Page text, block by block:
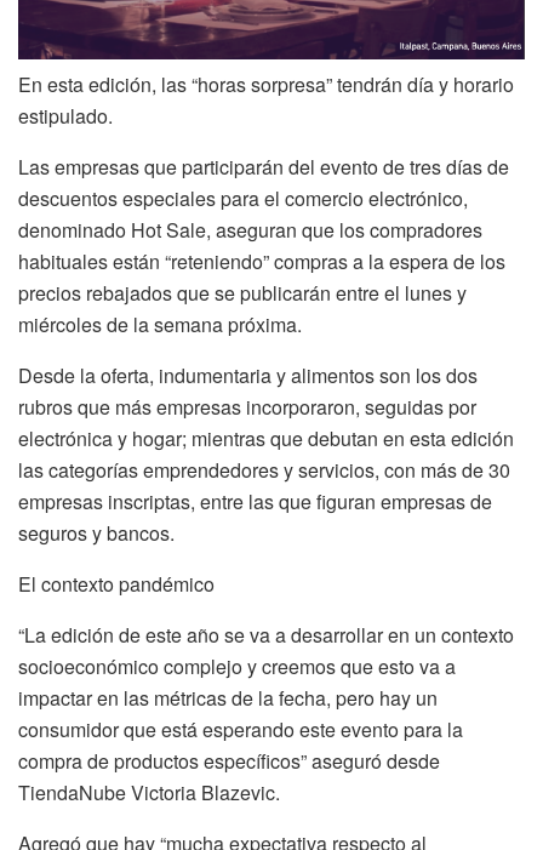
En esta edición, las “horas sorpresa” tendrán día y horario
estipulado.
Las empresas que participarán del evento de tres días de
descuentos especiales para el comercio electrónico,
denominado Hot Sale, aseguran que los compradores
habituales están “reteniendo” compras a la espera de los
precios rebajados que se publicarán entre el lunes y
miércoles de la semana próxima.
Desde la oferta, indumentaria y alimentos son los dos
rubros que más empresas incorporaron, seguidas por
electrónica y hogar; mientras que debutan en esta edición
las categorías emprendedores y servicios, con más de 30
empresas inscriptas, entre las que figuran empresas de
seguros y bancos.
El contexto pandémico
“La edición de este año se va a desarrollar en un contexto
socioeconómico complejo y creemos que esto va a
impactar en las métricas de la fecha, pero hay un
consumidor que está esperando este evento para la
compra de productos específicos” aseguró desde
TiendaNube Victoria Blazevic.
Agregó que hay “mucha expectativa respecto al